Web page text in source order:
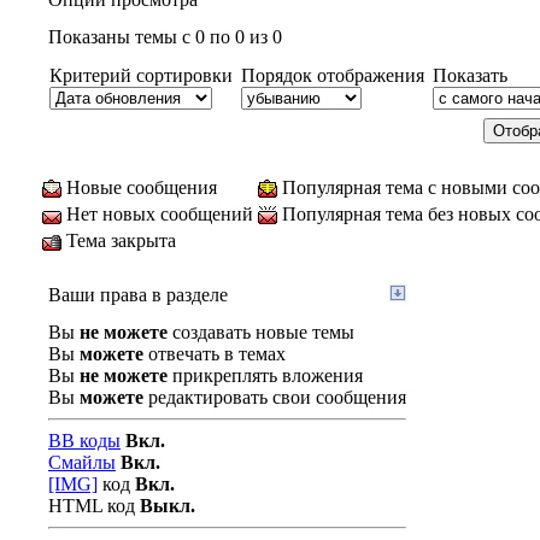
Показаны темы с 0 по 0 из 0
Критерий сортировки Порядок отображения Показать
Новые сообщения
Популярная тема с новыми
Нет новых сообщений
Популярная тема без новых
Тема закрыта
Ваши права в разделе
Вы не можете создавать новые темы
Вы можете отвечать в темах
Вы не можете прикреплять вложения
Вы можете редактировать свои сообщения
BB коды Вкл.
Смайлы Вкл.
[IMG] код Вкл.
HTML код Выкл.